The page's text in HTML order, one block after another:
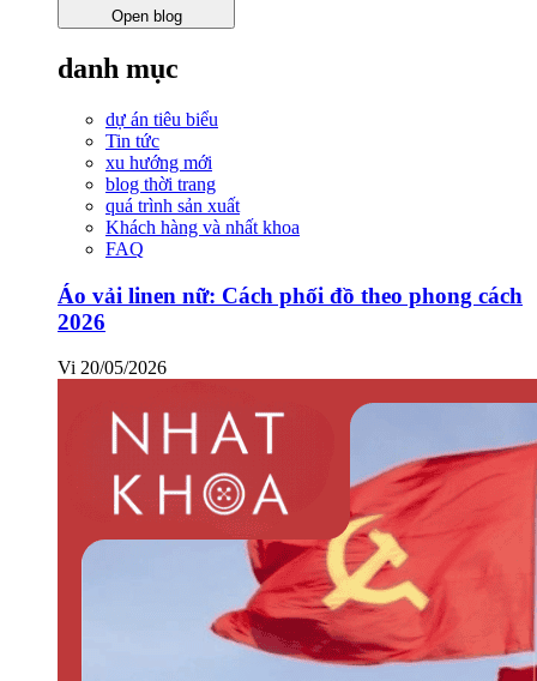
Open blog
danh mục
dự án tiêu biểu
Tin tức
xu hướng mới
blog thời trang
quá trình sản xuất
Khách hàng và nhất khoa
FAQ
Áo vải linen nữ: Cách phối đồ theo phong cách
2026
Vi 20/05/2026